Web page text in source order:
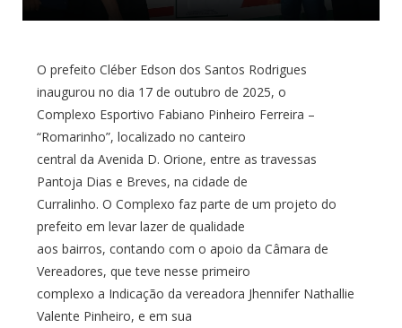
O prefeito Cléber Edson dos Santos Rodrigues
inaugurou no dia 17 de outubro de 2025, o
Complexo Esportivo Fabiano Pinheiro Ferreira –
“Romarinho”, localizado no canteiro
central da Avenida D. Orione, entre as travessas
Pantoja Dias e Breves, na cidade de
Curralinho. O Complexo faz parte de um projeto do
prefeito em levar lazer de qualidade
aos bairros, contando com o apoio da Câmara de
Vereadores, que teve nesse primeiro
complexo a Indicação da vereadora Jhennifer Nathallie
Valente Pinheiro, e em sua